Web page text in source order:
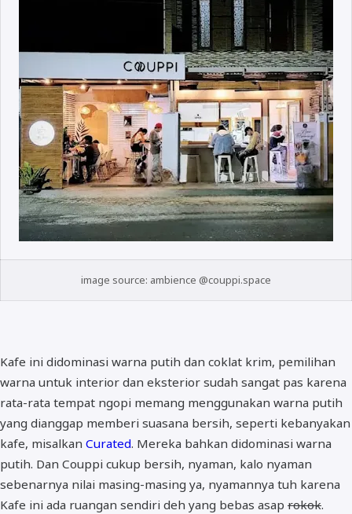
image source: ambience @couppi.space
Kafe ini didominasi warna putih dan coklat krim, pemilihan
warna untuk interior dan eksterior sudah sangat pas karena
rata-rata tempat ngopi memang menggunakan warna putih
yang dianggap memberi suasana bersih, seperti kebanyakan
kafe, misalkan Curated. Mereka bahkan didominasi warna
putih. Dan Couppi cukup bersih, nyaman, kalo nyaman
sebenarnya nilai masing-masing ya, nyamannya tuh karena
Kafe ini ada ruangan sendiri deh yang bebas asap rokok.